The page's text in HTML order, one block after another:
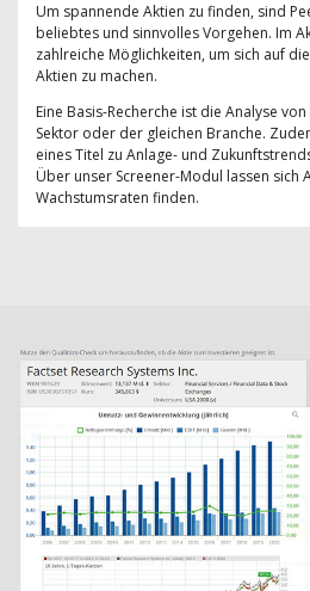
Um spannende Aktien zu finden, sind
beliebtes und sinnvolles Vorgehen. Im
zahlreiche Möglichkeiten, um sich auf
Aktien zu machen.
Eine Basis-Recherche ist die Analyse
Sektor oder der gleichen Branche.
eines Titel zu Anlage- und
Über unser Screener-Modul lassen sich
Wachstumsraten finden.